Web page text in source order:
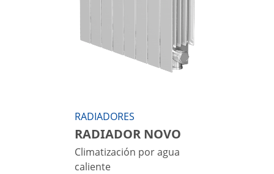
RADIADORES
RADIADOR NOVO
Climatización por agua
caliente